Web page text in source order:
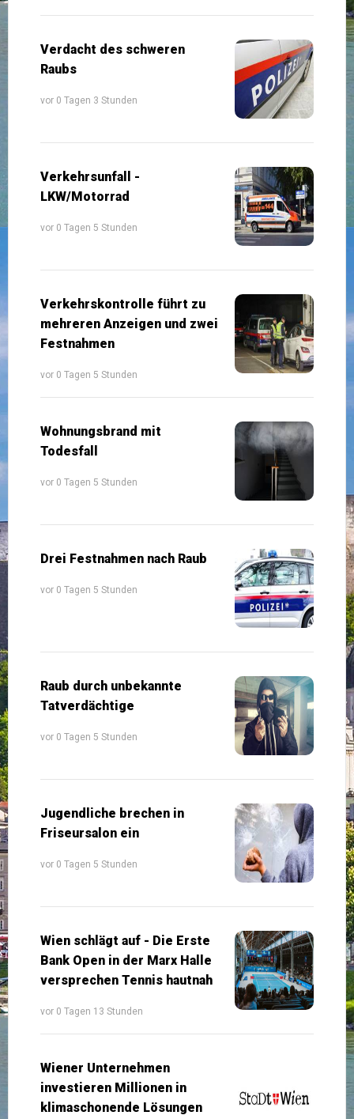
Verdacht des schweren
Raubs
vor 0 Tagen 3 Stunden
Verkehrsunfall -
LKW/Motorrad
vor 0 Tagen 5 Stunden
Verkehrskontrolle führt zu
mehreren Anzeigen und zwei
Festnahmen
vor 0 Tagen 5 Stunden
Wohnungsbrand mit
Todesfall
vor 0 Tagen 5 Stunden
Drei Festnahmen nach Raub
vor 0 Tagen 5 Stunden
Raub durch unbekannte
Tatverdächtige
vor 0 Tagen 5 Stunden
Jugendliche brechen in
Friseursalon ein
vor 0 Tagen 5 Stunden
Wien schlägt auf - Die Erste
Bank Open in der Marx Halle
versprechen Tennis hautnah
vor 0 Tagen 13 Stunden
Wiener Unternehmen
investieren Millionen in
klimaschonende Lösungen